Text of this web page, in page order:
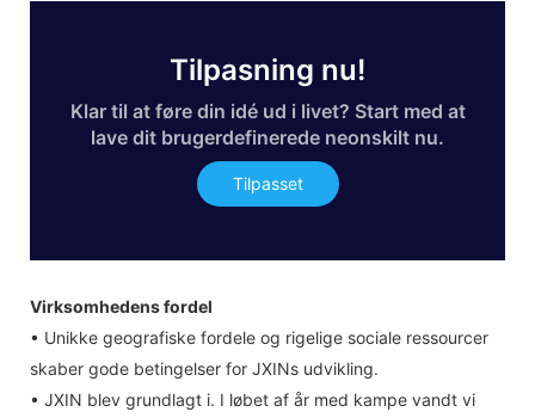
Tilpasning nu!
Klar til at føre din idé ud i livet? Start med at
lave dit brugerdefinerede neonskilt nu.
Tilpasset
Virksomhedens fordel
• Unikke geografiske fordele og rigelige sociale ressourcer
skaber gode betingelser for JXINs udvikling.
• JXIN blev grundlagt i. I løbet af år med kampe vandt vi